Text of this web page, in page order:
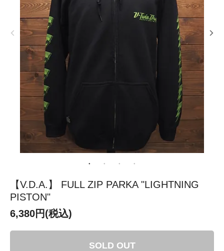
【V.D.A.】 FULL ZIP PARKA "LIGHTNING
PISTON"
6,380円(税込)
SOLD OUT